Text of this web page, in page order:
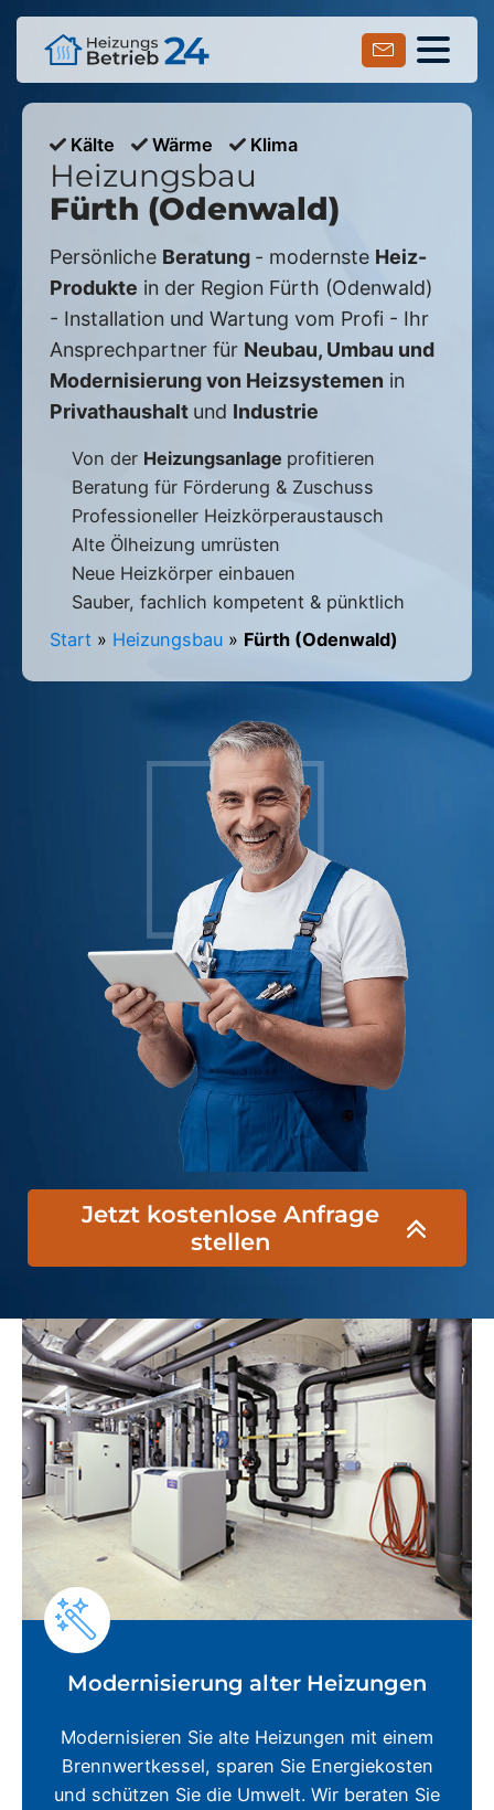
Kälte Wärme Klima
Heizungsbau
Fürth (Odenwald)
Persönliche Beratung - modernste Heiz-
Produkte in der Region Fürth (Odenwald)
- Installation und Wartung vom Profi - Ihr
Ansprechpartner für Neubau, Umbau und
Modernisierung von Heizsystemen in
Privathaushalt und Industrie
Von der Heizungsanlage profitieren
Beratung für Förderung & Zuschuss
Professioneller Heizkörperaustausch
Alte Ölheizung umrüsten
Neue Heizkörper einbauen
Sauber, fachlich kompetent & pünktlich
Start » Heizungsbau » Fürth (Odenwald)
Jetzt kostenlose Anfrage
stellen
Modernisierung alter Heizungen
Modernisieren Sie alte Heizungen mit einem
Brennwertkessel, sparen Sie Energiekosten
und schützen Sie die Umwelt. Wir beraten Sie